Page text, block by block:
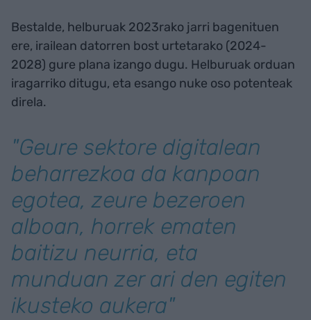
Bestalde, helburuak 2023rako jarri bagenituen
ere, irailean datorren bost urtetarako (2024-
2028) gure plana izango dugu. Helburuak orduan
iragarriko ditugu, eta esango nuke oso potenteak
direla.
"Geure sektore digitalean
beharrezkoa da kanpoan
egotea, zeure bezeroen
alboan, horrek ematen
baitizu neurria, eta
munduan zer ari den egiten
ikusteko aukera"